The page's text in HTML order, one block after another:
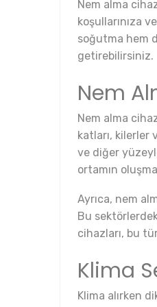
Nem alma
koşullarınıza
soğutma hem
getirebilirsiniz.
Nem
Nem alma
katları, kilerler
ve diğer
ortamın
Ayrıca, nem
Bu
cihazları, bu
Klima
Klima alırken